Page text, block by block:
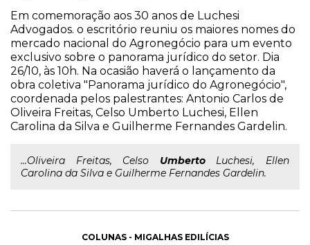
Em comemoração aos 30 anos de Luchesi
Advogados. o escritório reuniu os maiores nomes do
mercado nacional do Agronegócio para um evento
exclusivo sobre o panorama jurídico do setor. Dia
26/10, às 10h. Na ocasião haverá o lançamento da
obra coletiva "Panorama jurídico do Agronegócio",
coordenada pelos palestrantes: Antonio Carlos de
Oliveira Freitas, Celso Umberto Luchesi, Ellen
Carolina da Silva e Guilherme Fernandes Gardelin.
...Oliveira Freitas, Celso UmbertoLuchesi, Ellen
Carolina da Silva e Guilherme Fernandes Gardelin.
COLUNAS - MIGALHAS EDILÍCIAS